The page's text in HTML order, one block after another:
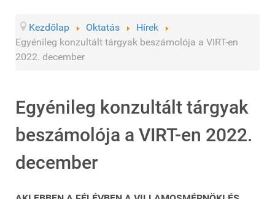
Kezdőlap Oktatás
Hírek
Egyénileg konzultált tárgyak beszámolója a VIRT-en
2022. december
Egyénileg konzultált tárgyak
beszámolója a VIRT-en 2022.
december